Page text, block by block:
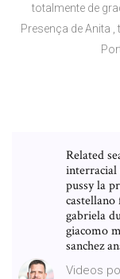
totalmente de
Presença de Anita
Related
interracial
pussy la
gabriela
giacomo
sanchez
Videos